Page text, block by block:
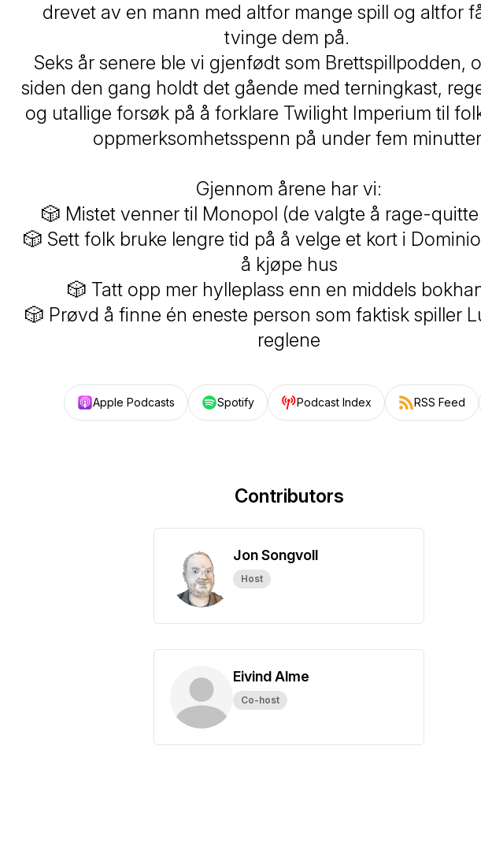
drevet av en mann med altfor mange spill og altfor
tvinge dem på.
Seks år senere ble vi gjenfødt som Brettspillpodden,
siden den gang holdt det gående med terningkast,
og utallige forsøk på å forklare Twilight Imperium til
oppmerksomhetsspenn på under fem
Gjennom årene har vi:
🎲 Mistet venner til Monopol (de valgte å rage-
🎲 Sett folk bruke lengre tid på å velge et kort i
å kjøpe hus
🎲 Tatt opp mer hylleplass enn en middels
🎲 Prøvd å finne én eneste person som faktisk spiller
reglene
Apple Podcasts Spotify Podcast Index RSS Feed
Contributors
Jon Songvoll
Host
Eivind Alme
Co-host